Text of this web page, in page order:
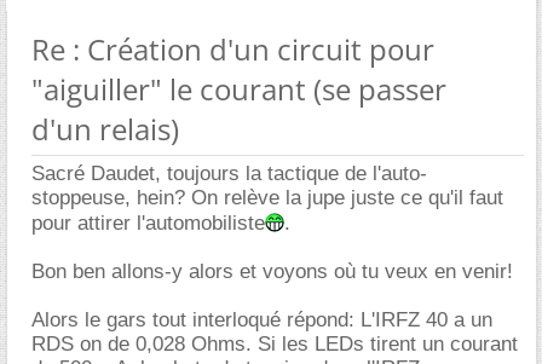
Re : Création d'un circuit pour
"aiguiller" le courant (se passer
d'un relais)
Sacré Daudet, toujours la tactique de l'auto-
stoppeuse, hein? On relève la jupe juste ce qu'il faut
pour attirer l'automobiliste
.
Bon ben allons-y alors et voyons où tu veux en venir!
Alors le gars tout interloqué répond: L'IRFZ 40 a un
RDS on de 0,028 Ohms. Si les LEDs tirent un courant